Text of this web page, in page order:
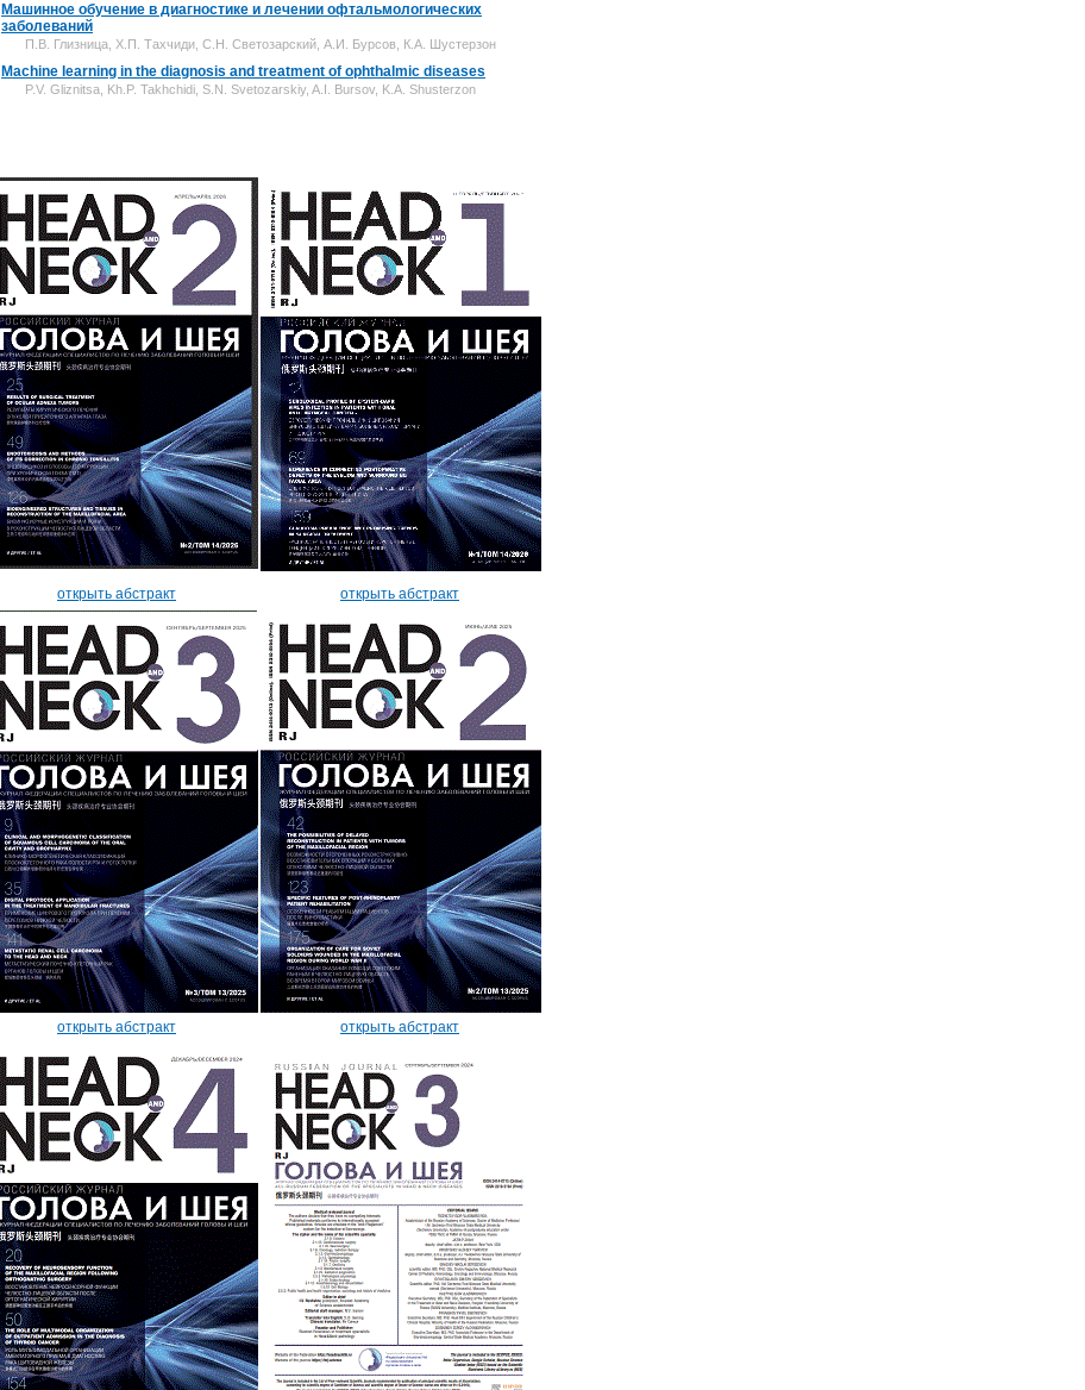
Машинное обучение в диагностике и лечении офтальмологических
заболеваний
П.В. Глизница, Х.П. Тахчиди, С.Н. Светозарский, А.И. Бурсов, К.А. Шустерзон
Machine learning in the diagnosis and treatment of ophthalmic diseases
P.V. Gliznitsa, Kh.P. Takhchidi, S.N. Svetozarskiy, A.I. Bursov, K.A. Shusterzon
открыть абстракт открыть абстракт
открыть абстракт открыть абстракт